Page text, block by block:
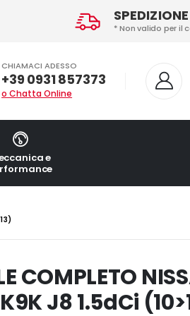
* Non valido per il
CHIAMACI ADESSO
+39 0931 857373
o Chatta Online
e
COMPLETO
J8 1.5dCi